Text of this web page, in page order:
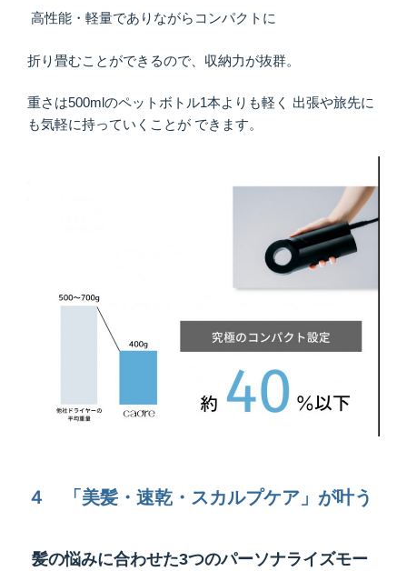
高性能・軽量でありながらコンパクトに
折り畳むことができるので、収納力が抜群。
重さは500mlのペットボトル1本よりも軽く 出張や旅先に
も気軽に持っていくことが できます。
４ 「美髪・速乾・スカルプケア」が叶う
髪の悩みに合わせた3つのパーソナライズモー